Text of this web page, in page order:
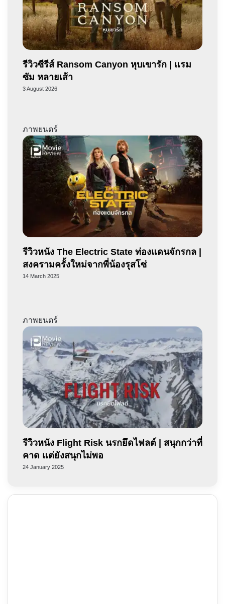
รีวิวซีรีส์ Ransom Canyon หุบเขารัก | แรม
ซัม หลายเส้า
3 August 2026
ภาพยนตร์
รีวิวหนัง The Electric State ท่องแดนจักรกล |
สงครามครั้งใหม่จากพี่น้องรุสโซ่
14 March 2025
ภาพยนตร์
รีวิวหนัง Flight Risk นรกยึดไฟลต์ | สนุกกว่าที่
คาด แต่ยังสนุกไม่พอ
24 January 2025